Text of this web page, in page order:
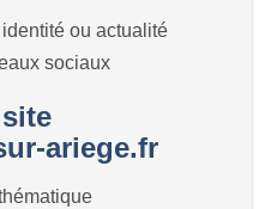
ou actualité
sociaux
ariege.fr